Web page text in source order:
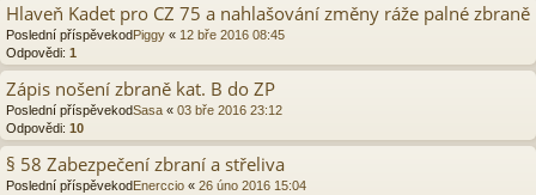
Hlaveň Kadet pro CZ 75 a nahlašování změny ráže palné zbraně
Poslední příspěvekodPiggy « 12 bře 2016 08:45
Odpovědi: 1
Zápis nošení zbraně kat. B do ZP
Poslední příspěvekodSasa « 03 bře 2016 23:12
Odpovědi: 10
§ 58 Zabezpečení zbraní a střeliva
Poslední příspěvekodEnerccio « 26 úno 2016 15:04